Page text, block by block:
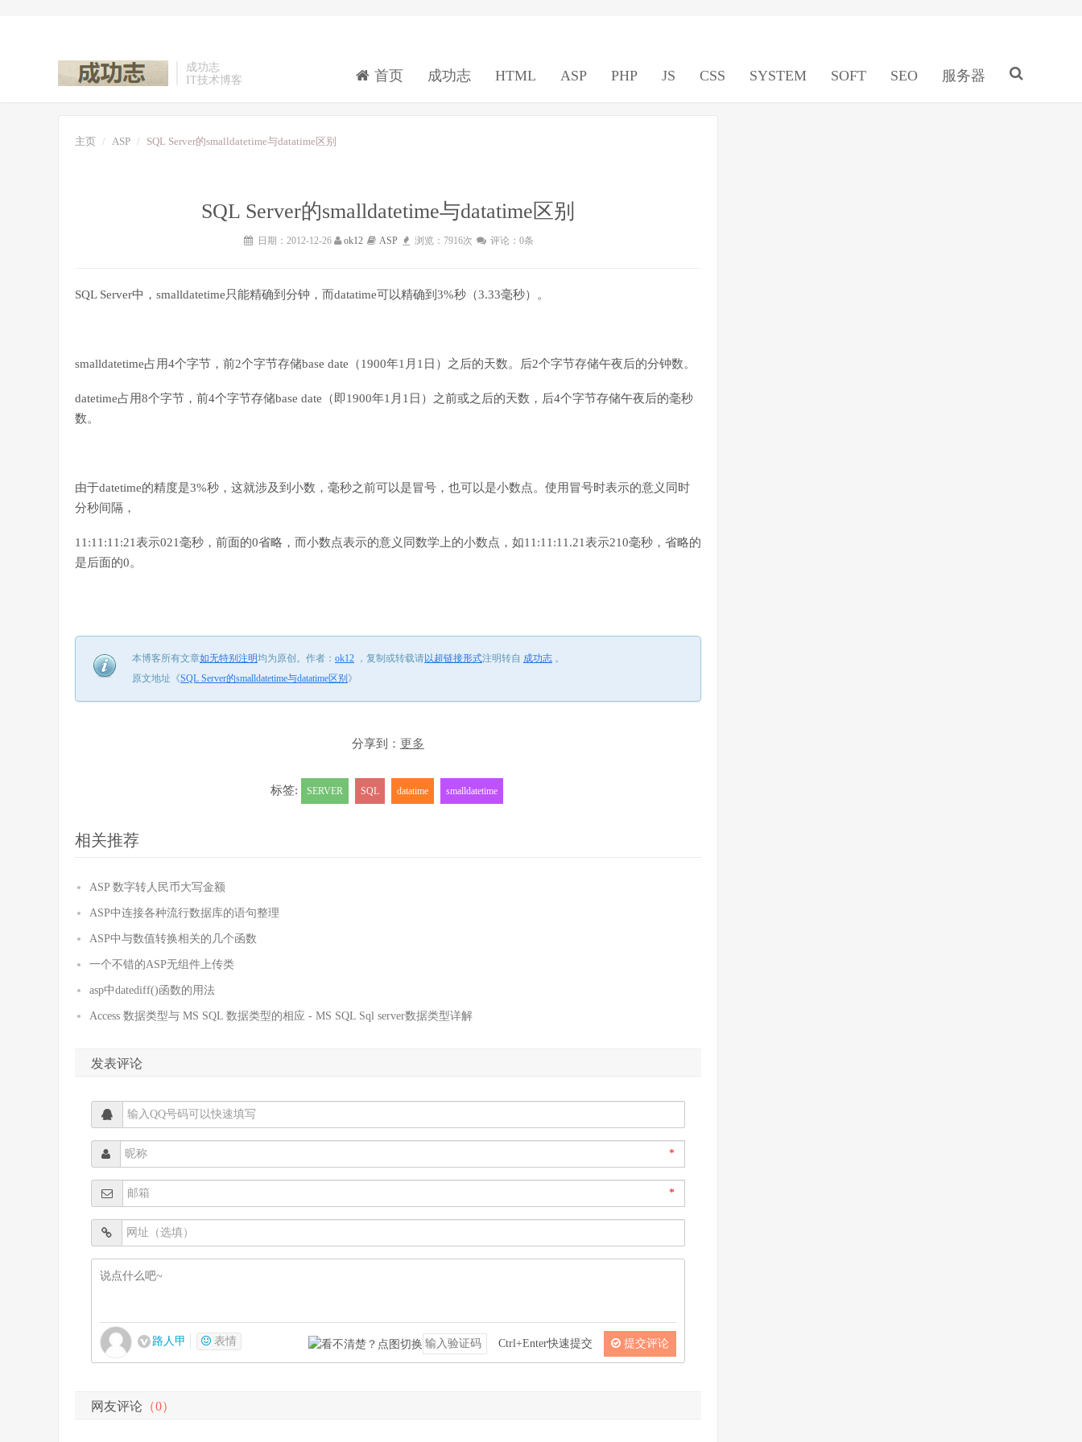
成功志
IT技术博客
首页 成功志 HTML ASP PHP JS CSS SYSTEM SOFT SEO 服务器
主页 ASP SQL Server的smalldatetime与datatime区别
SQL Server的smalldatetime与datatime区别
日期：2012-12-26 ok12 ASP 浏览：7916次 评论：0条
SQL Server中，smalldatetime只能精确到分钟，而datatime可以精确到3%秒（3.33毫秒）。
smalldatetime占用4个字节，前2个字节存储base date（1900年1月1日）之后的天数。后2个字节存储午夜后的分钟数。
datetime占用8个字节，前4个字节存储base date（即1900年1月1日）之前或之后的天数，后4个字节存储午夜后的毫秒
数。
由于datetime的精度是3%秒，这就涉及到小数，毫秒之前可以是冒号，也可以是小数点。使用冒号时表示的意义同时
分秒间隔，
11:11:11:21表示021毫秒，前面的0省略，而小数点表示的意义同数学上的小数点，如11:11:11.21表示210毫秒，省略的
是后面的0。
本博客所有文章如无特别注明均为原创。 作者： ok12 ， 复制或转载请以超链接形式注明转自 成功志 。
原文地址《SQL Server的smalldatetime与datatime区别 》
分享到： 更多
标签: SERVER SQL datatime smalldatetime
相关推荐
ASP 数字转人民币大写金额
ASP中连接各种流行数据库的语句整理
ASP中与数值转换相关的几个函数
一个不错的ASP无组件上传类
asp中datediff()函数的用法
Access 数据类型与 MS SQL 数据类型的相应 - MS SQL Sql server数据类型详解
发表评论
*
*
路人甲 表情 Ctrl+Enter快速提交 提交评论
网友评论 （0）